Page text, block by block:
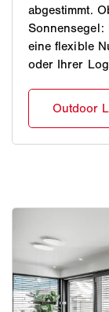
abgestimmt.
Sonnensegel:
eine flexible
oder Ihrer